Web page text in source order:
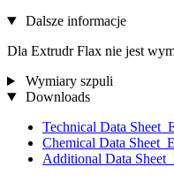
Dalsze informacje
Dla Extrudr Flax nie jest
Wymiary szpuli
Downloads
Technical Data
Chemical Data
Additional Data